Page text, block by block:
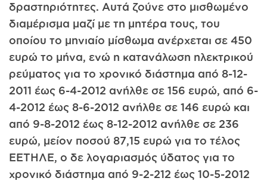
δραστηριότητες. Αυτά ζούνε στο μισθωμένο
διαμέρισμα μαζί με τη μητέρα τους, του
οποίου το μηνιαίο μίσθωμα ανέρχεται σε 450
ευρώ το μήνα, ενώ η κατανάλωση ηλεκτρικού
ρεύματος για το χρονικό διάστημα από 8-12-
2011 έως 6-4-2012 ανήλθε σε 156 ευρώ, από 6-
4-2012 έως 8-6-2012 ανήλθε σε 146 ευρώ και
από 9-8-2012 έως 8-12-2012 ανήλθε σε 236
ευρώ, μείον ποσού 87,15 ευρώ για το τέλος
ΕΕΤΗΛΕ, ο δε λογαριασμός ύδατος για το
χρονικό διάστημα από 9-2-212 έως 10-5-2012